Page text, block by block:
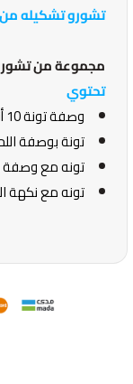
تشورو تشكيله من نكهات
مجموعة من
تحتوي
وصفة تونة 10 أنابيب
تونة بوصفة اللحم
تونه مع وصفة الدجاج
تونه مع نكهة